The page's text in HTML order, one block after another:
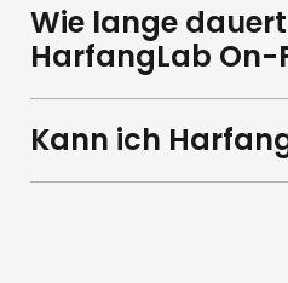
Wie lange
HarfangLab On-
Kann ich